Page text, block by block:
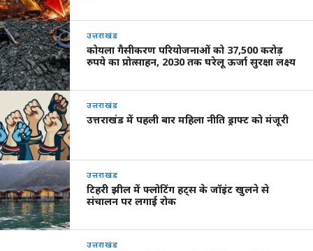
उत्तराखंड
कोयला गैसीकरण परियोजनाओं को 37,500 करोड़
रुपये का प्रोत्साहन, 2030 तक घरेलू ऊर्जा सुरक्षा लक्ष्य
उत्तराखंड
उत्तराखंड में पहली बार महिला नीति ड्राफ्ट को मंजूरी
उत्तराखंड
टिहरी झील में फ्लोटिंग हट्स के जॉइंट खुलने से
संचालन पर लगाई रोक
उत्तराखंड